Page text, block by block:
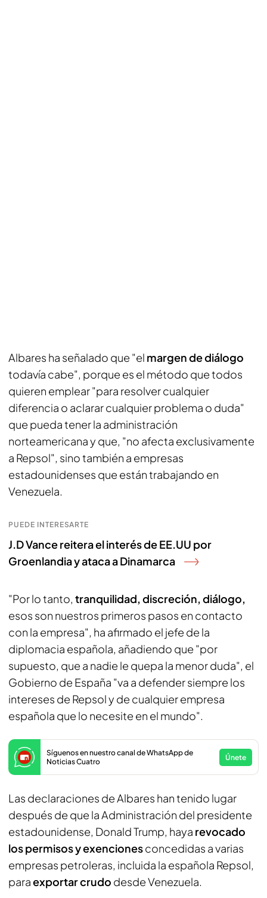
Albares ha señalado que "el margen de diálogo
todavía cabe", porque es el método que todos
quieren emplear "para resolver cualquier
diferencia o aclarar cualquier problema o duda"
que pueda tener la administración
norteamericana y que, "no afecta exclusivamente
a Repsol", sino también a empresas
estadounidenses que están trabajando en
Venezuela.
PUEDE INTERESARTE
J.D Vance reitera el interés de EE.UU por
Groenlandia y ataca a Dinamarca
"Por lo tanto, tranquilidad, discreción, diálogo,
esos son nuestros primeros pasos en contacto
con la empresa", ha afirmado el jefe de la
diplomacia española, añadiendo que "por
supuesto, que a nadie le quepa la menor duda", el
Gobierno de España "va a defender siempre los
intereses de Repsol y de cualquier empresa
española que lo necesite en el mundo".
Síguenos en nuestro canal de WhatsApp de
Noticias Cuatro
Únete
Las declaraciones de Albares han tenido lugar
después de que la Administración del presidente
estadounidense, Donald Trump, haya revocado
los permisos y exencionesconcedidas a varias
empresas petroleras, incluida la española Repsol,
paraexportar crudo desde Venezuela.